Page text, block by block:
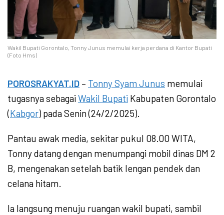
Wakil Bupati Gorontalo, Tonny Junus memulai kerja perdana di Kantor Bupati
(Foto Hms)
POROSRAKYAT.ID – Tonny Syam Junus memulai
tugasnya sebagai Wakil Bupati Kabupaten Gorontalo
(Kabgor) pada Senin (24/2/2025).
Pantau awak media, sekitar pukul 08.00 WITA,
Tonny datang dengan menumpangi mobil dinas DM 2
B, mengenakan setelah batik lengan pendek dan
celana hitam.
Ia langsung menuju ruangan wakil bupati, sambil